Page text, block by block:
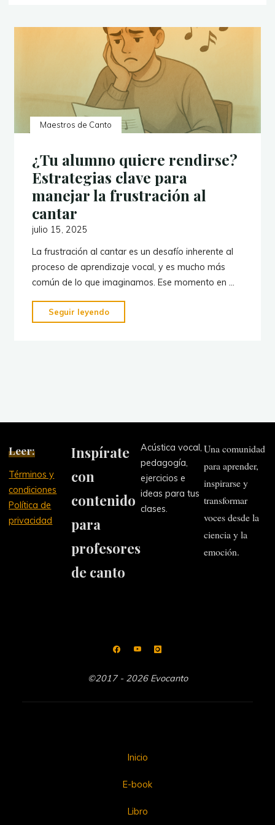
Maestros de Canto
¿Tu alumno quiere rendirse?
Estrategias clave para
manejar la frustración al
cantar
julio 15, 2025
La frustración al cantar es un desafío inherente al
proceso de aprendizaje vocal, y es mucho más
común de lo que imaginamos. Ese momento en …
Seguir leyendo
frustración
cantar"
Leer:
Términos y
condiciones
Política de
privacidad
Inspírate
con
contenido
para
profesores
de canto
Acústica vocal,
pedagogía,
ejercicios e
ideas para tus
clases.
Una comunidad
para aprender,
inspirarse y
transformar
voces desde la
ciencia y la
emoción.
©2017 - 2026 Evocanto
Inicio
E-book
Libro